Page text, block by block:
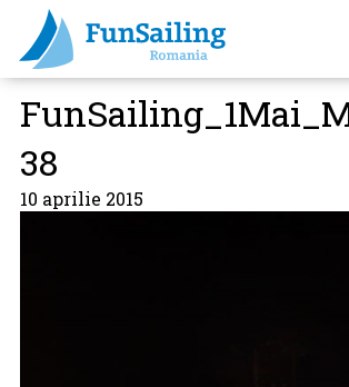
38
10 aprilie 2015